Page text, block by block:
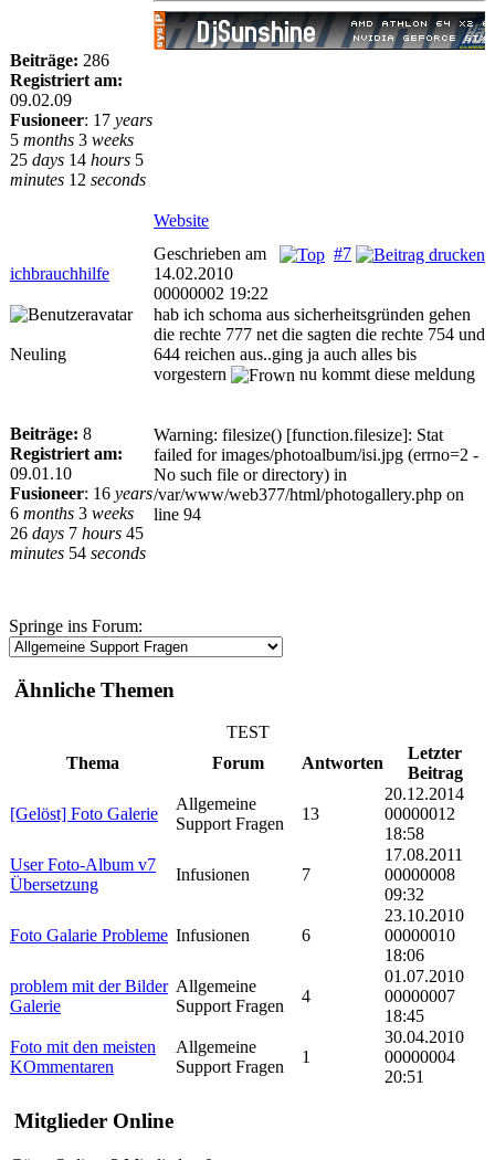
Beiträge: 286
Registriert am:
09.02.09
Fusioneer: 17 years
5 months 3 weeks
25 days 14 hours 5
minutes 12 seconds
Website
ichbrauchhilfe
#7
Geschrieben am
14.02.2010
00000002 19:22
Neuling
Beiträge: 8
Registriert am:
09.01.10
Fusioneer: 16 years
6 months 3 weeks
26 days 7 hours 45
minutes 54 seconds
hab ich schoma aus sicherheitsgründen gehen
die rechte 777 net die sagten die rechte 754 und
644 reichen aus..ging ja auch alles bis
vorgestern
nu kommt diese meldung
Warning: filesize() [function.filesize]: Stat
failed for images/photoalbum/isi.jpg (errno=2 -
No such file or directory) in
/var/www/web377/html/photogallery.php on
line 94
Springe ins Forum:
Ähnliche Themen
TEST
Thema
Forum Antworten
Letzter
Beitrag
[Gelöst] Foto Galerie
Allgemeine
Support Fragen
13
20.12.2014
00000012
18:58
User Foto-Album v7
Übersetzung
Infusionen 7
17.08.2011
00000008
09:32
Foto Galarie Probleme Infusionen 6
23.10.2010
00000010
18:06
problem mit der Bilder
Galerie
Allgemeine
Support Fragen
4
01.07.2010
00000007
18:45
Foto mit den meisten
KOmmentaren
Allgemeine
Support Fragen
1
30.04.2010
00000004
20:51
Mitglieder Online